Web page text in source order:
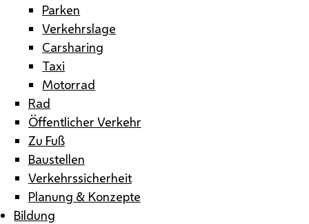
Parken
Verkehrslage
Carsharing
Taxi
Motorrad
Rad
Öffentlicher Verkehr
Zu Fuß
Baustellen
Verkehrssicherheit
Planung & Konzepte
Bildung